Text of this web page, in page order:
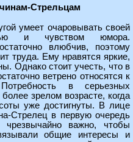
Стрельцам
умеет очаровывать своей
и чувством юмора.
влюбчив, поэтому
труда. Ему нравятся яркие,
Однако стоит учесть, что в
ветрено относятся к
в серьезных
зрелом возрасте, когда
уже достигнуты. В лице
Стрелец в первую очередь
чрезвычайно важно, чтобы
общие интересы и